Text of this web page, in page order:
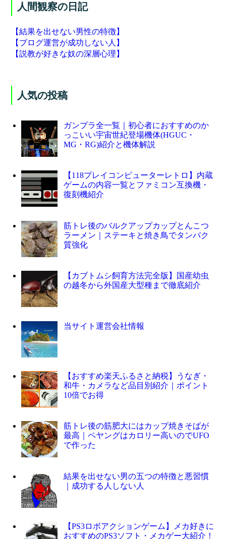
人間観察の日記
【結果を出せない男性の特徴】
【ブログ運営が成功しない人】
【説教が好きな奴の深層心理】
人気の投稿
ガンプラ全一覧｜初心者におすすめのか
っこいい宇宙世紀登場機体(HGUC・
MG・RG)紹介と機体解説
【118プレイコンピューターレトロ】内蔵
ゲームの内容一覧とファミコン互換機・
復刻機紹介
筋トレ後のバルクアップカップとんこつ
ラーメン｜ステーキと焼き鳥でタンパク
質強化
【カブトムシ飼育方法完全版】国産幼虫
の越冬から外国産大型種まで徹底紹介
当サイト運営会社情報
【おすすめ楽天ふるさと納税】うなぎ・
和牛・カメラなど品目別紹介｜ポイント
10倍でお得
筋トレ後の筋肥大にはカップ焼きそばが
最高｜ペヤングはカロリー高いのでUFO
で作った
結果を出せない男の五つの特徴と悪習慣
｜成功する人しない人
【PS3ロボアクションゲーム】メカ好きに
おすすめのPS3ソフト・メカゲー大紹介！